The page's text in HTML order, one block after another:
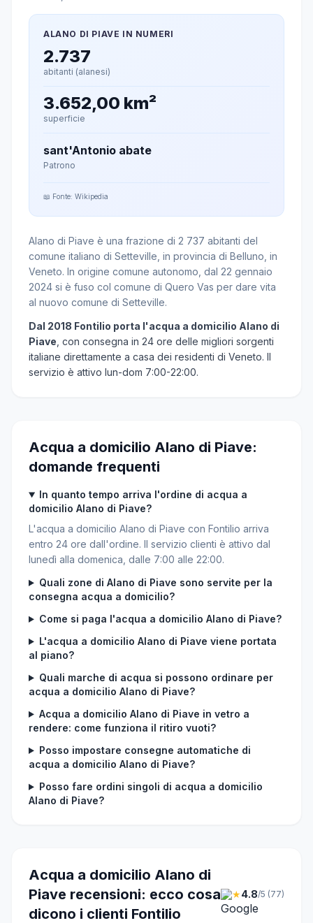
ALANO DI PIAVE IN NUMERI
2.737
abitanti (alanesi)
3.652,00 km²
superficie
sant'Antonio abate
Patrono
📖 Fonte: Wikipedia
Alano di Piave è una frazione di 2 737 abitanti del
comune italiano di Setteville, in provincia di Belluno, in
Veneto. In origine comune autonomo, dal 22 gennaio
2024 si è fuso col comune di Quero Vas per dare vita
al nuovo comune di Setteville.
Dal 2018 Fontilio porta l'acqua a domicilio Alano di
Piave , con consegna in 24 ore delle migliori sorgenti
italiane direttamente a casa dei residenti di Veneto. Il
servizio è attivo lun-dom 7:00-22:00.
Acqua a domicilio Alano di Piave:
domande frequenti
In quanto tempo arriva l'ordine di acqua a
domicilio Alano di Piave?
L'acqua a domicilio Alano di Piave con Fontilio arriva
entro 24 ore dall'ordine. Il servizio clienti è attivo dal
lunedì alla domenica, dalle 7:00 alle 22:00.
Quali zone di Alano di Piave sono servite per la
consegna acqua a domicilio?
Come si paga l'acqua a domicilio Alano di Piave?
L'acqua a domicilio Alano di Piave viene portata
al piano?
Quali marche di acqua si possono ordinare per
acqua a domicilio Alano di Piave?
Acqua a domicilio Alano di Piave in vetro a
rendere: come funziona il ritiro vuoti?
Posso impostare consegne automatiche di
acqua a domicilio Alano di Piave?
Posso fare ordini singoli di acqua a domicilio
Alano di Piave?
Acqua a domicilio Alano di
Piave recensioni: ecco cosa
dicono i clienti Fontilio
★4.8/5 (77)